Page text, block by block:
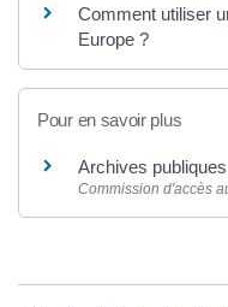
Comment utiliser
Europe ?
Pour en savoir plus
Archives publiques
Commission d'accès